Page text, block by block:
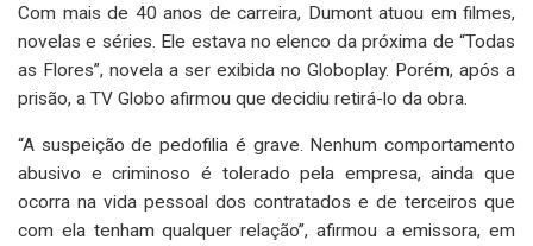
Com mais de 40 anos de carreira, Dumont atuou em filmes,
novelas e séries. Ele estava no elenco da próxima de “Todas
as Flores”, novela a ser exibida no Globoplay. Porém, após a
prisão, a TV Globo afirmou que decidiu retirá-lo da obra.
“A suspeição de pedofilia é grave. Nenhum comportamento
abusivo e criminoso é tolerado pela empresa, ainda que
ocorra na vida pessoal dos contratados e de terceiros que
com ela tenham qualquer relação”, afirmou a emissora, em